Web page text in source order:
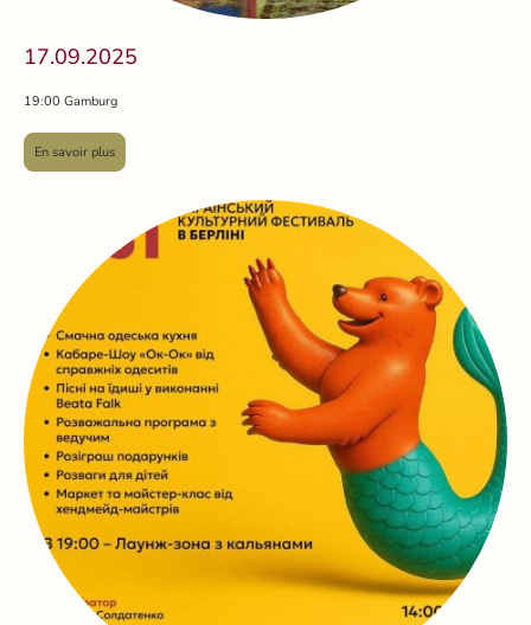
17.09.2025
19:00 Gamburg
En savoir plus